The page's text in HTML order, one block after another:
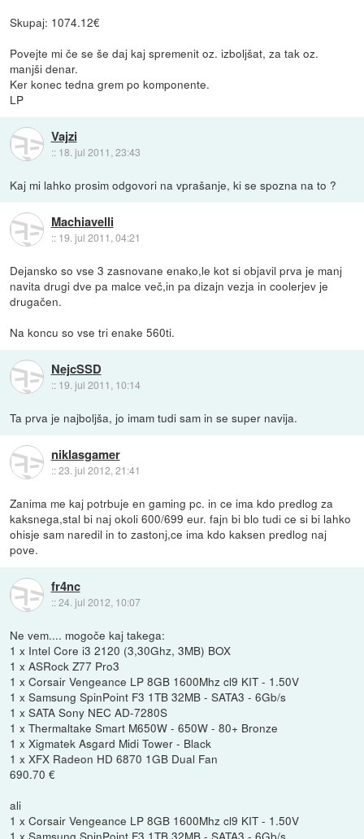
Skupaj: 1074.12€
Povejte mi če se še daj kaj spremenit oz. izboljšat, za tak oz.
manjši denar.
Ker konec tedna grem po komponente.
LP
Vajzi
:: 18. jul 2011, 23:43
Kaj mi lahko prosim odgovori na vprašanje, ki se spozna na to ?
Machiavelli
:: 19. jul 2011, 04:21
Dejansko so vse 3 zasnovane enako,le kot si objavil prva je manj
navita drugi dve pa malce več,in pa dizajn vezja in coolerjev je
drugačen.
Na koncu so vse tri enake 560ti.
NejcSSD
:: 19. jul 2011, 10:14
Ta prva je najboljša, jo imam tudi sam in se super navija.
niklasgamer
::23. jul 2012, 21:41
Zanima me kaj potrbuje en gaming pc. in ce ima kdo predlog za
kaksnega,stal bi naj okoli 600/699 eur. fajn bi blo tudi ce si bi lahko
ohisje sam naredil in to zastonj,ce ima kdo kaksen predlog naj
pove.
fr4nc
::24. jul 2012, 10:07
Ne vem.... mogoče kaj takega:
1 x Intel Core i3 2120 (3,30Ghz, 3MB) BOX
1 x ASRock Z77 Pro3
1 x Corsair Vengeance LP 8GB 1600Mhz cl9 KIT - 1.50V
1 x Samsung SpinPoint F3 1TB 32MB - SATA3 - 6Gb/s
1 x SATA Sony NEC AD-7280S
1 x Thermaltake Smart M650W - 650W - 80+ Bronze
1 x Xigmatek Asgard Midi Tower - Black
1 x XFX Radeon HD 6870 1GB Dual Fan
690.70 €
ali
1 x Corsair Vengeance LP 8GB 1600Mhz cl9 KIT - 1.50V
1 x Samsung SpinPoint F3 1TB 32MB - SATA3 - 6Gb/s